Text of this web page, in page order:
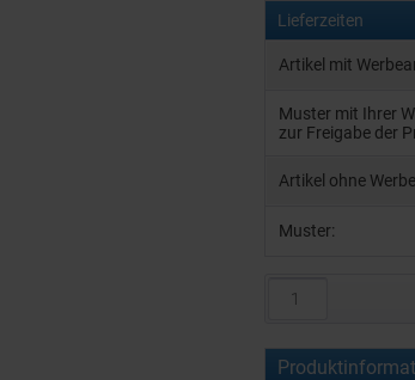
Lieferzeiten
Artikel mit
Muster mit Ihrer
zur Freigabe der
Artikel ohne
Muster: